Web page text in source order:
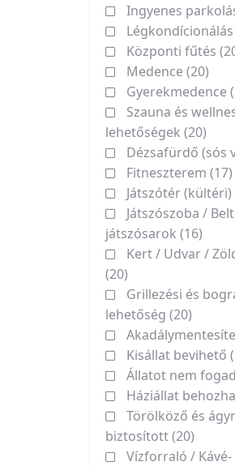
Ingyenes
Légkondícionálás
Központi fűtés
Medence (20)
Gyerekmedence
Szauna és
lehetőségek (20)
Dézsafürdő (sós
Fitneszterem (17)
Játszótér (kültéri)
Játszószoba /
játszósarok (16)
Kert / Udvar /
(20)
Grillezési és
lehetőség (20)
Kisállat bevihető
Állatot nem
Háziállat
Törölköző és
biztosított (20)
Vízforraló / Kávé-